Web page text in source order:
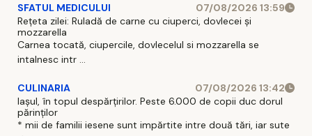
SFATUL MEDICULUI
07/08/2026 13:59
Rețeta zilei: Ruladă de carne cu ciuperci, dovlecei și
mozzarella
Carnea tocată, ciupercile, dovlecelul si mozzarella se
intalnesc intr ...
CULINARIA
07/08/2026 13:42
Iașul, în topul despărțirilor. Peste 6.000 de copii duc dorul
părinților
* mii de familii iesene sunt impărtite intre două tări, iar sute